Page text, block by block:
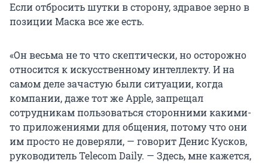
Если отбросить шутки в сторону, здравое зерно в
позиции Маска все же есть.
«Он весьма не то что скептически, но осторожно
относится к искусственному интеллекту. И на
самом деле зачастую были ситуации, когда
компании, даже тот же Apple, запрещал
сотрудникам пользоваться сторонними какими-
то приложениями для общения, потому что они
им просто не доверяли, — говорит Денис Кусков,
руководитель Telecom Daily. — Здесь, мне кажется,